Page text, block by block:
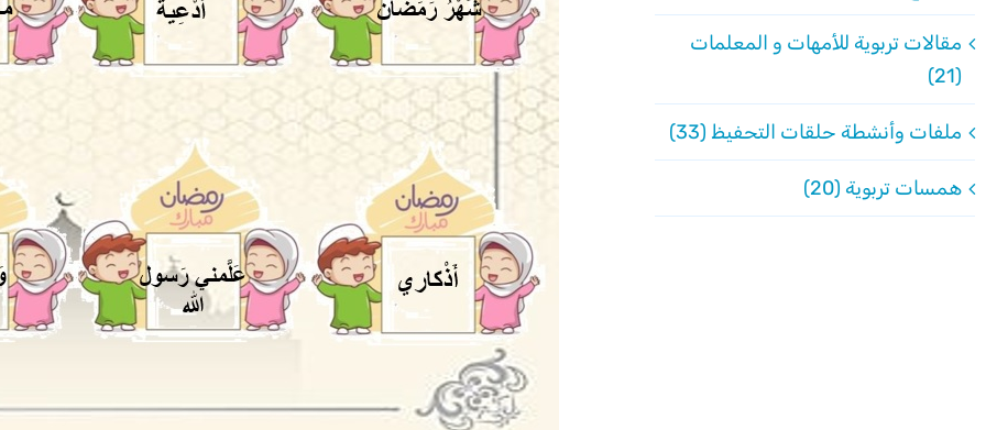
مقالات تربوية للأمهات و المعلمات
(21)
ملفات وأنشطة حلقات التحفيظ (33)
همسات تربوية (20)